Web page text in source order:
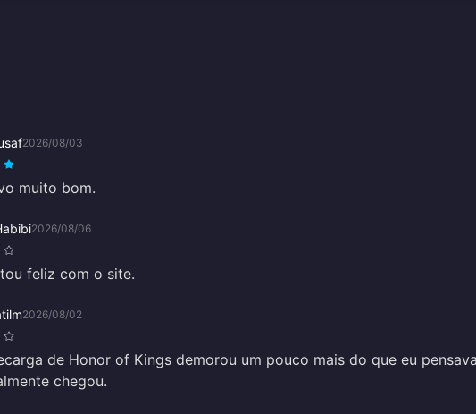
2026/08/03
muito bom.
2026/08/06
feliz com o site.
2026/08/02
de Honor of Kings demorou um pouco mais do que eu
chegou.